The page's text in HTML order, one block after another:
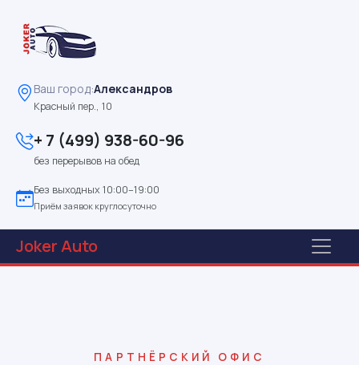
Ваш город:Александров
Красный пер., 10
+ 7 (499) 938-60-96
без перерывов на обед
Без выходных 10:00–19:00
Приём заявок круглосуточно
JokerAuto
ПАРТНЁРСКИЙ ОФИС